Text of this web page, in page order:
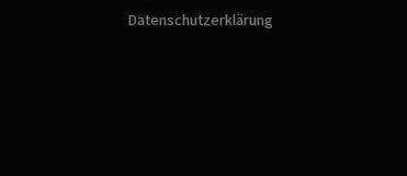
Datenschutzerklärung